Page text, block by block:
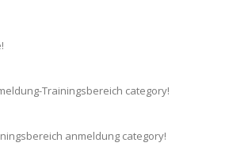
Trainingsbereich category!
anmeldung category!